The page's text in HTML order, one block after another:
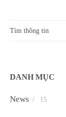
DANH MỤC
News / 15